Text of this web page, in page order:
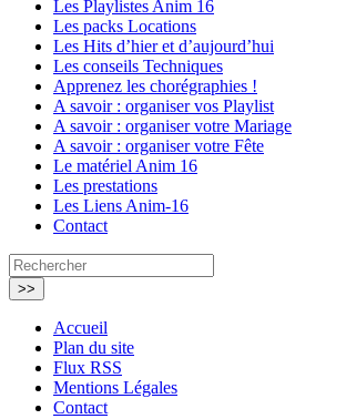
Les Playlistes Anim 16
Les packs Locations
Les Hits d’hier et d’aujourd’hui
Les conseils Techniques
Apprenez les chorégraphies !
A savoir : organiser vos Playlist
A savoir : organiser votre Mariage
A savoir : organiser votre Fête
Le matériel Anim 16
Les prestations
Les Liens Anim-16
Contact
Accueil
Plan du site
Flux RSS
Mentions Légales
Contact